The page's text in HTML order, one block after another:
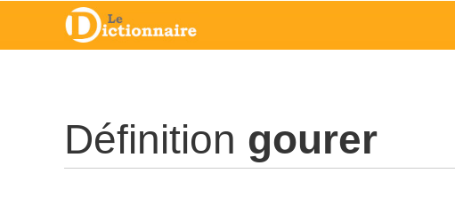
Définition gourer